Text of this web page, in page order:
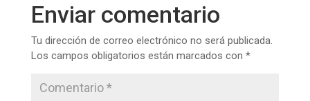
Enviar comentario
Tu dirección de correo electrónico no será publicada.
Los campos obligatorios están marcados con *